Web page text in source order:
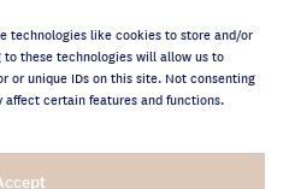
technologies like cookies to store and/or
these technologies will allow us to
or unique IDs on this site. Not consenting
certain features and functions.
LÉGALES